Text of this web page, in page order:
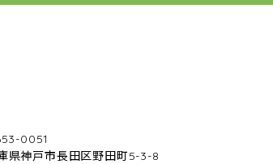
ゴヤ
0051
県神戸市長田区野田町5-3-8